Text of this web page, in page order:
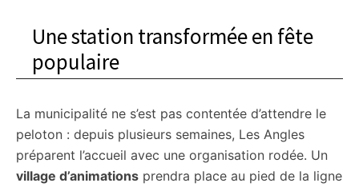
Une station transformée en fête
populaire
La municipalité ne s’est pas contentée d’attendre le
peloton : depuis plusieurs semaines, Les Angles
préparent l’accueil avec une organisation rodée. Un
village d’animations prendra place au pied de la ligne